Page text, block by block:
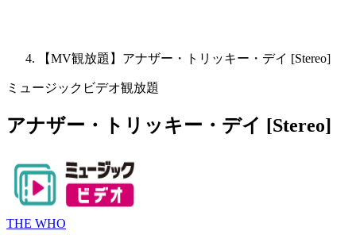
【MV観放題】アナザー・トリッキー・デイ [Stereo]
ミュージックビデオ観放題
アナザー・トリッキー・デイ [Stereo]
THE WHO